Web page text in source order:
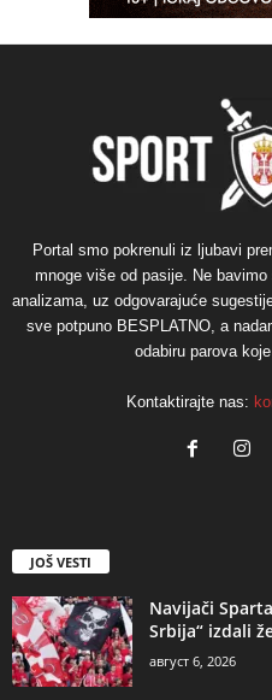
Portal smo pokrenuli iz ljubavi
mnoge više od pasije. Ne
analizama, uz odgovarajuće
sve potpuno BESPLATNO, a
odabiru parova
Kontaktirajte nas:
JOŠ VESTI
Navijači
Srbija“ izdali
август 6, 2026